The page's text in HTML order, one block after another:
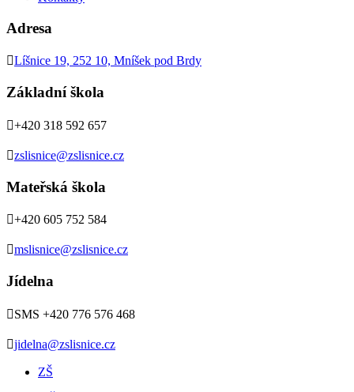
Adresa
Líšnice 19, 252 10, Mníšek pod Brdy
Základní škola
+420 318 592 657
zslisnice@zslisnice.cz
Mateřská škola
+420 605 752 584
mslisnice@zslisnice.cz
Jídelna
SMS +420 776 576 468
jidelna@zslisnice.cz
ZŠ